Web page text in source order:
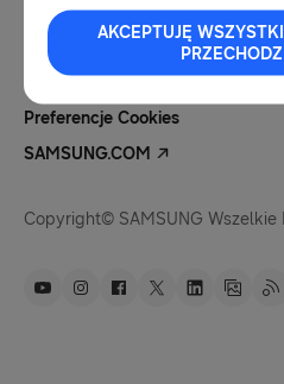
Nota Prawna
Polityka Prywatności
Pliki Cookies
Preferencje Cookies
SAMSUNG.COM
Copyright© SAMSUNG Wszelkie
AKCEPTUJĘ